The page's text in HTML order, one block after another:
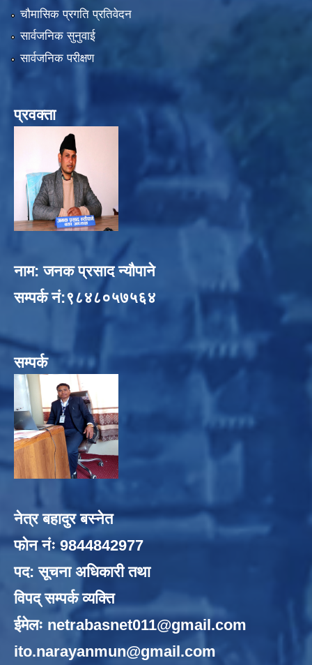
चौमासिक प्रगति प्रतिवेदन
सार्वजनिक सुनुवाई
सार्वजनिक परीक्षण
प्रवक्ता
नाम: जनक प्रसाद न्यौपाने
सम्पर्क नं:९८४८०५७५६४
सम्पर्क
नेत्र बहादुर बस्नेत
फोन नंः 9844842977
पद: सूचना अधिकारी तथा
विपद् सम्पर्क व्यक्ति
ईमेलः netrabasnet011@gmail.com
ito.narayanmun@gmail.com